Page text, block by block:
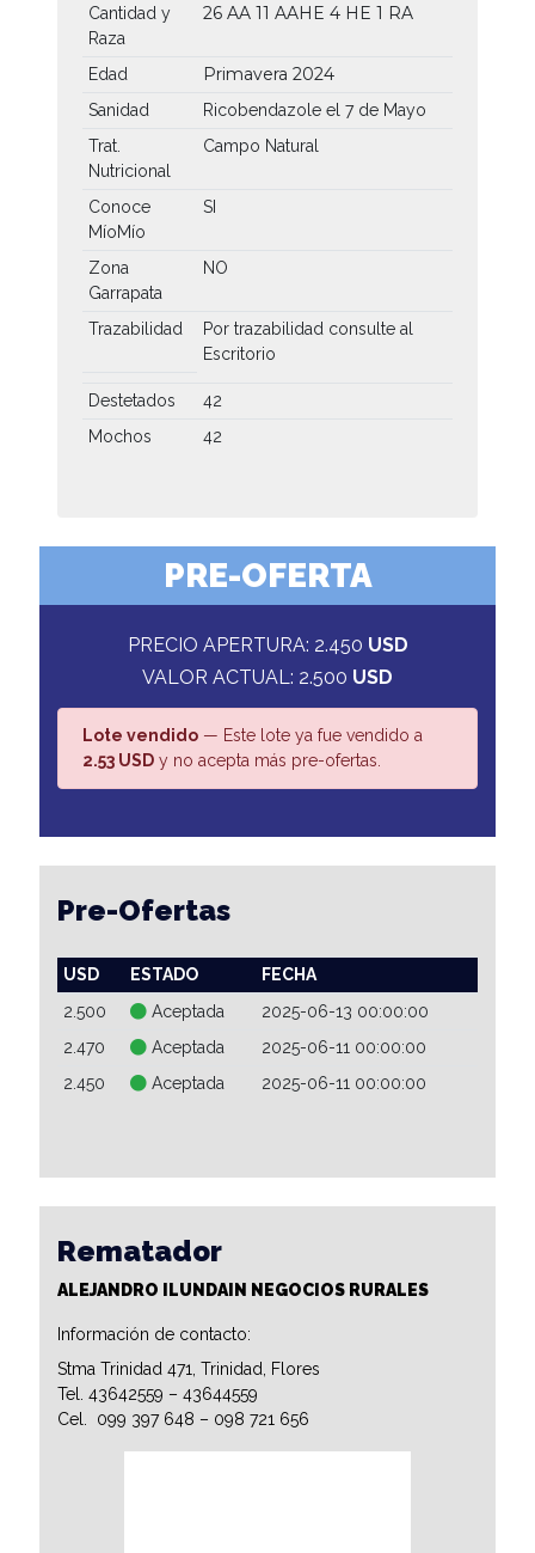
Cantidad y
Raza
26 AA 11 AAHE 4 HE 1 RA
Edad Primavera 2024
Sanidad
Ricobendazole el 7 de Mayo
Trat.
Nutricional
Campo Natural
Conoce
MíoMío
SI
Zona
Garrapata
NO
Trazabilidad
Por trazabilidad consulte al
Escritorio
Destetados
42
Mochos
42
PRE-OFERTA
PRECIO APERTURA: 2.450 USD
VALOR ACTUAL: 2.500 USD
Lote vendido — Este lote ya fue vendido a
2.53 USD y no acepta más pre-ofertas.
Pre-Ofertas
USD ESTADO
FECHA
2.500
Aceptada
2025-06-13 00:00:00
2.470
Aceptada
2025-06-11 00:00:00
2.450
Aceptada 2025-06-11 00:00:00
Rematador
ALEJANDRO ILUNDAIN NEGOCIOS RURALES
Información de contacto:
Stma Trinidad 471, Trinidad, Flores
Tel. 43642559 – 43644559
Cel. 099 397 648 – 098 721 656